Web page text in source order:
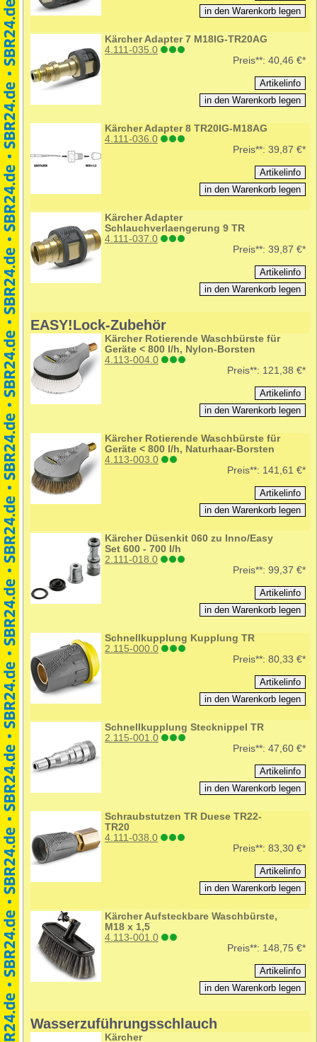
Kärcher Adapter 7 M18IG-TR20AG
4.111-035.0
Preis**: 40,46 €*
Kärcher Adapter 8 TR20IG-M18AG
4.111-036.0
Preis**: 39,87 €*
Kärcher Adapter
Schlauchverlaengerung 9 TR
4.111-037.0
Preis**: 39,87 €*
EASY!Lock-Zubehör
Kärcher Rotierende Waschbürste für
Geräte < 800 l/h, Nylon-Borsten
4.113-004.0
Preis**: 121,38 €*
Kärcher Rotierende Waschbürste für
Geräte < 800 l/h, Naturhaar-Borsten
4.113-003.0
Preis**: 141,61 €*
Kärcher Düsenkit 060 zu Inno/Easy
Set 600 - 700 l/h
2.111-018.0
Preis**: 99,37 €*
Schnellkupplung Kupplung TR
2.115-000.0
Preis**: 80,33 €*
Schnellkupplung Stecknippel TR
2.115-001.0
Preis**: 47,60 €*
Schraubstutzen TR Duese TR22-
TR20
4.111-038.0
Preis**: 83,30 €*
Kärcher Aufsteckbare Waschbürste,
M18 x 1,5
4.113-001.0
Preis**: 148,75 €*
Wasserzuführungsschlauch
Kärcher